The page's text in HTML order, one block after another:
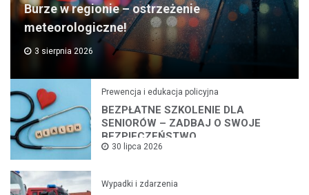
Burze w regionie – ostrzeżenie
meteorologiczne!
3 sierpnia 2026
Prewencja i edukacja policyjna
BEZPŁATNE SZKOLENIE DLA
SENIORÓW – ZADBAJ O SWOJE
BEZPIECZEŃSTWO
30 lipca 2026
Wypadki i zdarzenia